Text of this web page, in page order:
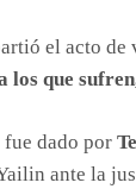
el acto de
los que
dado por
ante la